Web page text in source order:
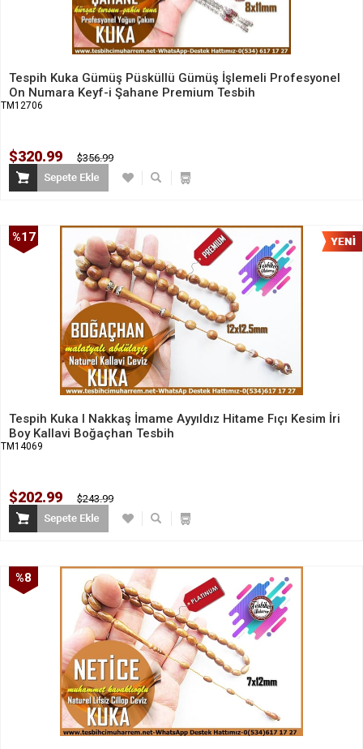
Tespih Kuka Gümüş Püsküllü Gümüş İşlemeli Profesyonel
On Numara Keyf-i Şahane Premium Tesbih
TM12706
$320.99 $356.99
Tespih Kuka I Nakkaş İmame Ayyıldız Hitame Fıçı Kesim İri
Boy Kallavi Boğaçhan Tesbih
TM14069
$202.99 $243.99
%17
%8